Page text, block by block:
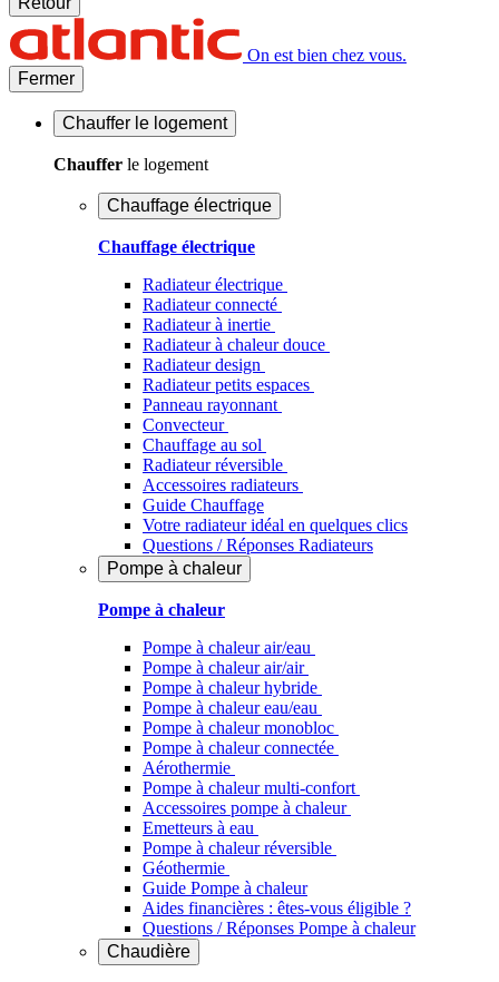
On est bien chez vous.
Fermer
Chauffer le logement
Chauffer le logement
Chauffage électrique
Chauffage électrique
Radiateur électrique
Radiateur connecté
Radiateur à inertie
Radiateur à chaleur douce
Radiateur design
Radiateur petits espaces
Panneau rayonnant
Convecteur
Chauffage au sol
Radiateur réversible
Accessoires radiateurs
Guide Chauffage
Votre radiateur idéal en quelques clics
Questions / Réponses Radiateurs
Pompe à chaleur
Pompe à chaleur
Pompe à chaleur air/eau
Pompe à chaleur air/air
Pompe à chaleur hybride
Pompe à chaleur​ eau/eau
Pompe à chaleur monobloc
Pompe à chaleur connectée
Aérothermie
Pompe à chaleur multi-confort
Accessoires pompe à chaleur
Emetteurs à eau
Pompe à chaleur réversible
Géothermie
Guide Pompe à chaleur
Aides financières : êtes-vous éligible ?
Questions / Réponses Pompe à chaleur
Chaudière